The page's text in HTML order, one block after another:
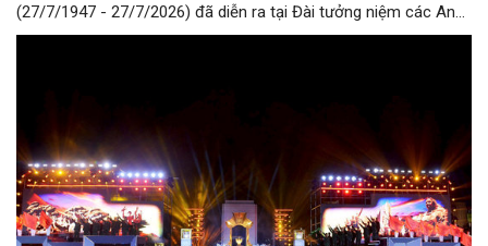
(27/7/1947 - 27/7/2026) đã diễn ra tại Đài tưởng niệm các Anh
hùng liệt sĩ trên đường Bắc Sơn (Hà Nội).